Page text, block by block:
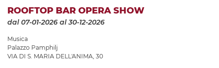
ROOFTOP BAR OPERA SHOW
dal 07-01-2026 al 30-12-2026
Musica
Palazzo Pamphilj
VIA DI S. MARIA DELL'ANIMA, 30